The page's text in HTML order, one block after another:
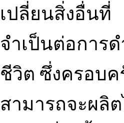
เปลี่ยนสิ่งอื่นที่
จำเป็นต่อการด
ชีวิต ซึ่งครอบค
สามารถจะผลิ